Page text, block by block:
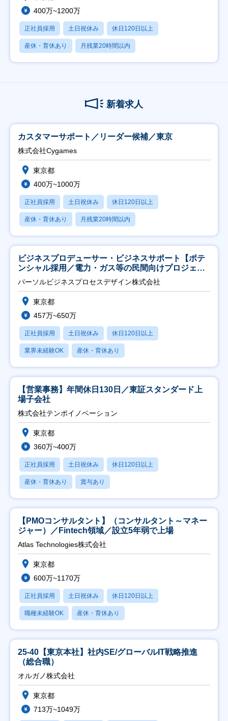
400万~1200万
正社員採用 土日祝休み 休日120日以上
産休・育休あり 月残業20時間以内
新着求人
カスタマーサポート／リーダー候補／東京
株式会社Cygames
東京都
400万~1000万
正社員採用 土日祝休み 休日120日以上
産休・育休あり 月残業20時間以内
ビジネスプロデューサー・ビジネスサポート【ポテ
ンシャル採用／電力・ガス等の民間向けプロジェク
ト推進】
パーソルビジネスプロセスデザイン株式会社
東京都
457万~650万
正社員採用 土日祝休み 休日120日以上
業界未経験OK 産休・育休あり
【営業事務】年間休日130日／東証スタンダード上
場子会社
株式会社テンポイノベーション
東京都
360万~400万
正社員採用 土日祝休み 休日120日以上
産休・育休あり 賞与あり
【PMOコンサルタント】（コンサルタント～マネー
ジャー）／Fintech領域／設立5年弱で上場
Atlas Technologies株式会社
東京都
600万~1170万
正社員採用 土日祝休み 休日120日以上
職種未経験OK 産休・育休あり
25-40【東京本社】社内SE/グローバルIT戦略推進
（総合職）
オルガノ株式会社
東京都
713万~1049万